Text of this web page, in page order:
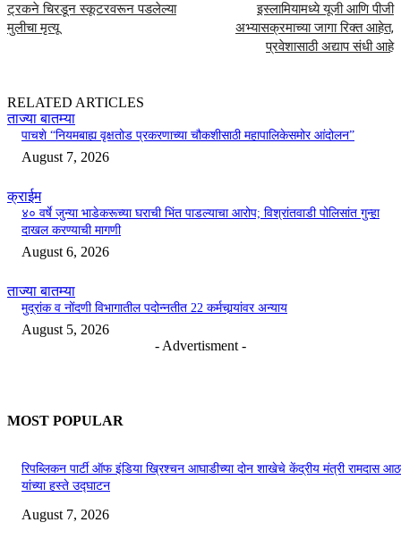
ट्रकने चिरडून स्कूटरवरून पडलेल्या
मुलीचा मृत्यू
इस्लामियामध्ये यूजी आणि पीजी
अभ्यासक्रमाच्या जागा रिक्त आहेत,
प्रवेशासाठी अद्याप संधी आहे
RELATED ARTICLES
ताज्या बातम्या
पाचशे “नियमबाह्य वृक्षतोड प्रकरणाच्या चौकशीसाठी महापालिकेसमोर आंदोलन”
August 7, 2026
क्राईम
४० वर्षे जुन्या भाडेकरूच्या घराची भिंत पाडल्याचा आरोप; विश्रांतवाडी पोलिसांत गुन्हा
दाखल करण्याची मागणी
August 6, 2026
ताज्या बातम्या
मुद्रांक व नोंदणी विभागातील पदोन्नतीत 22 कर्मचार्‍यांवर अन्याय
August 5, 2026
- Advertisment -
MOST POPULAR
रिपब्लिकन पार्टी ऑफ इंडिया ख्रिश्चन आघाडीच्या दोन शाखेचे केंद्रीय मंत्री रामदास
यांच्या हस्ते उद्घाटन
August 7, 2026